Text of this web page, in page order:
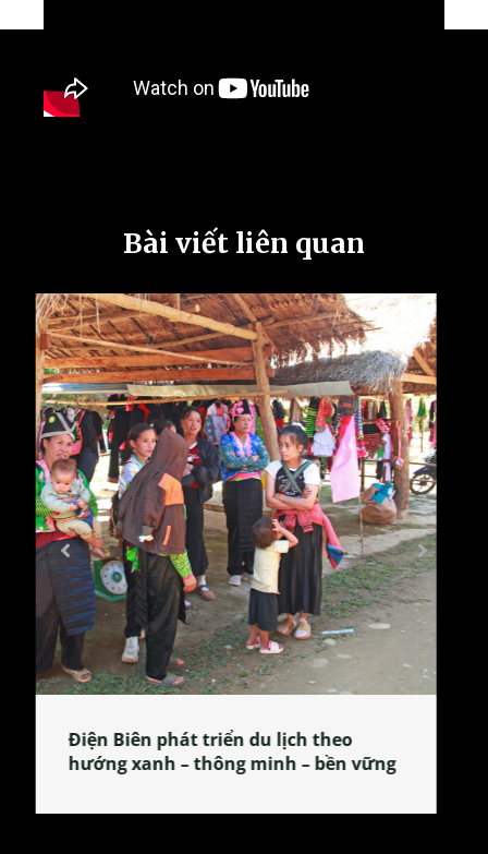
Bài viết liên quan
Làng làm bánh tẻ Phú Nhi – nơi lan
tỏa đặc sản xứ Đoài